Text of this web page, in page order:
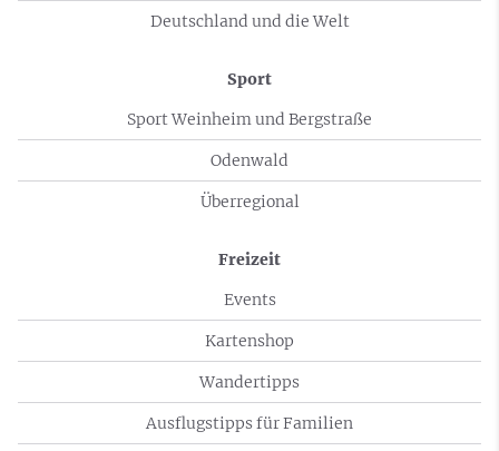
Deutschland und die Welt
Sport
Sport Weinheim und Bergstraße
Odenwald
Überregional
Freizeit
Events
Kartenshop
Wandertipps
Ausflugstipps für Familien